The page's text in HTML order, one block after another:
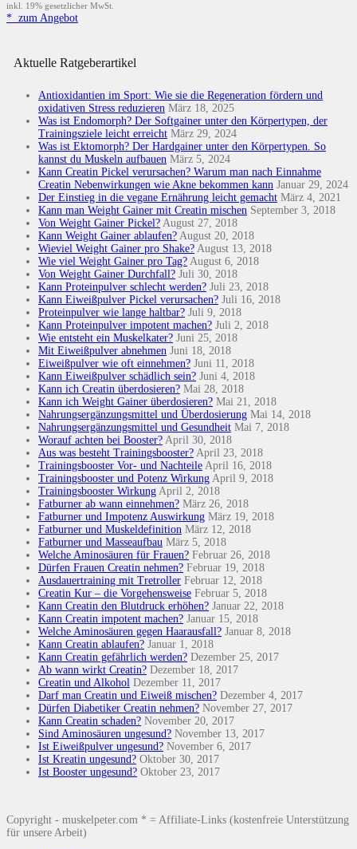
inkl. 19% gesetzlicher MwSt.
* zum Angebot
Aktuelle Ratgeberartikel
Antioxidantien im Sport: Wie sie die Regeneration fördern und
oxidativen Stress reduzieren März 18, 2025
Was ist Endomorph? Der Softgainer unter den Körpertypen, der
Trainingsziele leicht erreicht März 29, 2024
Was ist Ektomorph? Der Hardgainer unter den Körpertypen. So
kannst du Muskeln aufbauen März 5, 2024
Kann Creatin Pickel verursachen? Warum man nach Einnahme
Creatin Nebenwirkungen wie Akne bekommen kann Januar 29, 2024
Der Einstieg in die vegane Ernährung leicht gemacht März 4, 2021
Kann man Weight Gainer mit Creatin mischen September 3, 2018
Von Weight Gainer Pickel? August 27, 2018
Kann Weight Gainer ablaufen? August 20, 2018
Wieviel Weight Gainer pro Shake? August 13, 2018
Wie viel Weight Gainer pro Tag? August 6, 2018
Von Weight Gainer Durchfall? Juli 30, 2018
Kann Proteinpulver schlecht werden? Juli 23, 2018
Kann Eiweißpulver Pickel verursachen? Juli 16, 2018
Proteinpulver wie lange haltbar? Juli 9, 2018
Kann Proteinpulver impotent machen? Juli 2, 2018
Wie entsteht ein Muskelkater? Juni 25, 2018
Mit Eiweißpulver abnehmen Juni 18, 2018
Eiweißpulver wie oft einnehmen? Juni 11, 2018
Kann Eiweißpulver schädlich sein? Juni 4, 2018
Kann ich Creatin überdosieren? Mai 28, 2018
Kann ich Weight Gainer überdosieren? Mai 21, 2018
Nahrungsergänzungsmittel und Überdosierung Mai 14, 2018
Nahrungsergänzungsmittel und Gesundheit Mai 7, 2018
Worauf achten bei Booster? April 30, 2018
Aus was besteht Trainingsbooster? April 23, 2018
Trainingsbooster Vor- und Nachteile April 16, 2018
Trainingsbooster und Potenz Wirkung April 9, 2018
Trainingsbooster Wirkung April 2, 2018
Fatburner ab wann einnehmen? März 26, 2018
Fatburner und Impotenz Auswirkung März 19, 2018
Fatburner und Muskeldefinition März 12, 2018
Fatburner und Masseaufbau März 5, 2018
Welche Aminosäuren für Frauen? Februar 26, 2018
Dürfen Frauen Creatin nehmen? Februar 19, 2018
Ausdauertraining mit Tretroller Februar 12, 2018
Creatin Kur – die Vorgehensweise Februar 5, 2018
Kann Creatin den Blutdruck erhöhen? Januar 22, 2018
Kann Creatin impotent machen? Januar 15, 2018
Welche Aminosäuren gegen Haarausfall? Januar 8, 2018
Kann Creatin ablaufen? Januar 1, 2018
Kann Creatin gefährlich werden? Dezember 25, 2017
Ab wann wirkt Creatin? Dezember 18, 2017
Creatin und Alkohol Dezember 11, 2017
Darf man Creatin und Eiweiß mischen? Dezember 4, 2017
Dürfen Diabetiker Creatin nehmen? November 27, 2017
Kann Creatin schaden? November 20, 2017
Sind Aminosäuren ungesund? November 13, 2017
Ist Eiweißpulver ungesund? November 6, 2017
Ist Kreatin ungesund? Oktober 30, 2017
Ist Booster ungesund? Oktober 23, 2017
Copyright - muskelpeter.com * = Affiliate-Links (kostenfreie Unterstützung
für unsere Arbeit)